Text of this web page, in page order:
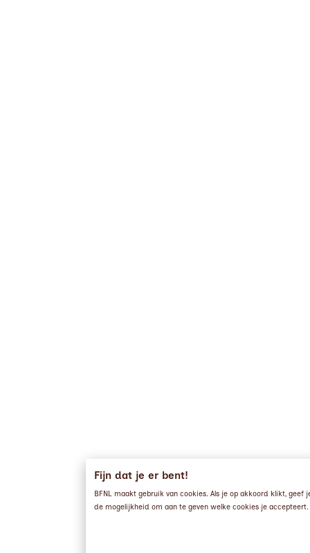
Fijn dat je er bent!
BFNL maakt gebruik van cookies. Als je op akkoord klikt, geef
de mogelijkheid om aan te geven welke cookies je accepteert.